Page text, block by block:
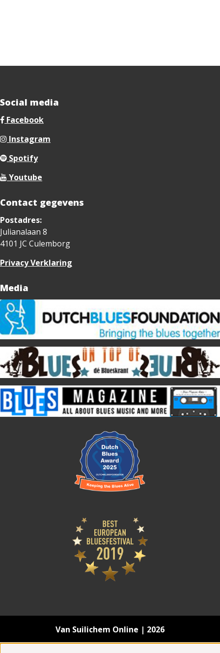
Social media
Facebook
Instagram
Spotify
Youtube
Contact gegevens
Postadres:
Julianalaan 8
4101 JC Culemborg
Privacy Verklaring
Media
Van Suilichem Online | 2026